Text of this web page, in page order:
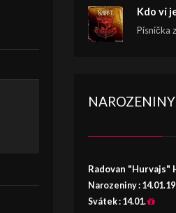
Kdo ví
Písnička
Radovan "Hurvajs"
Narozeniny :
Svátek : 14.01.